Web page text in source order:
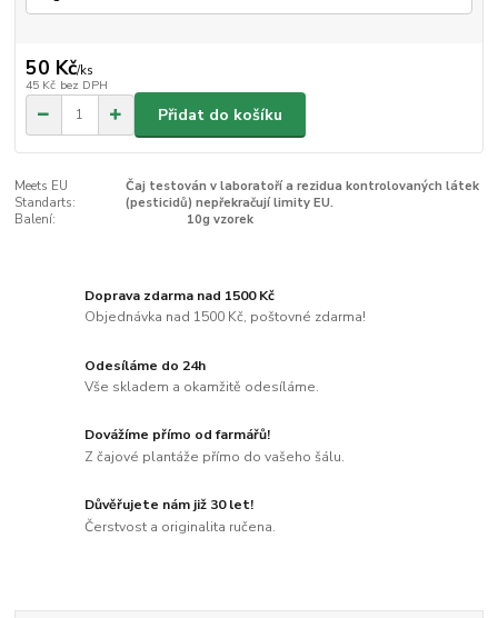
50 Kč/ks
45 Kč bez DPH
Přidat do košíku
Meets EU
Standarts:
Čaj testován v laboratoří a rezidua kontrolovaných látek
(pesticidů) nepřekračují limity EU.
Balení:
10g vzorek
Doprava zdarma nad 1500 Kč
Objednávka nad 1500 Kč, poštovné zdarma!
Odesíláme do 24h
Vše skladem a okamžitě odesíláme.
Dovážíme přímo od farmářů!
Z čajové plantáže přímo do vašeho šálu.
Důvěřujete nám již 30 let!
Čerstvost a originalita ručena.